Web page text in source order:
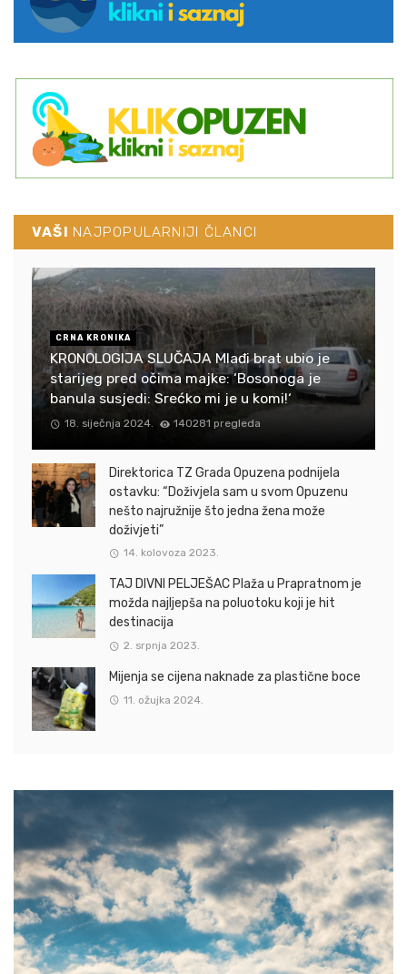
VAŠI NAJPOPULARNIJI ČLANCI
CRNA KRONIKA
KRONOLOGIJA SLUČAJA Mlađi brat ubio je
starijeg pred očima majke: ‘Bosonoga je
banula susjedi: Srećko mi je u komi!‘
18. siječnja 2024. 140281 pregleda
Direktorica TZ Grada Opuzena podnijela
ostavku: “Doživjela sam u svom Opuzenu
nešto najružnije što jedna žena može
doživjeti”
14. kolovoza 2023.
TAJ DIVNI PELJEŠAC Plaža u Prapratnom je
možda najljepša na poluotoku koji je hit
destinacija
2. srpnja 2023.
Mijenja se cijena naknade za plastične boce
11. ožujka 2024.